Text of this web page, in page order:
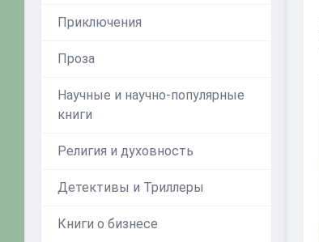
Приключения
Проза
Научные и научно-популярные
книги
Религия и духовность
Детективы и Триллеры
Книги о бизнесе